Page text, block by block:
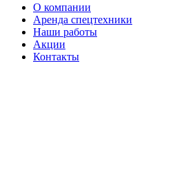
О компании
Аренда спецтехники
Наши работы
Акции
Контакты